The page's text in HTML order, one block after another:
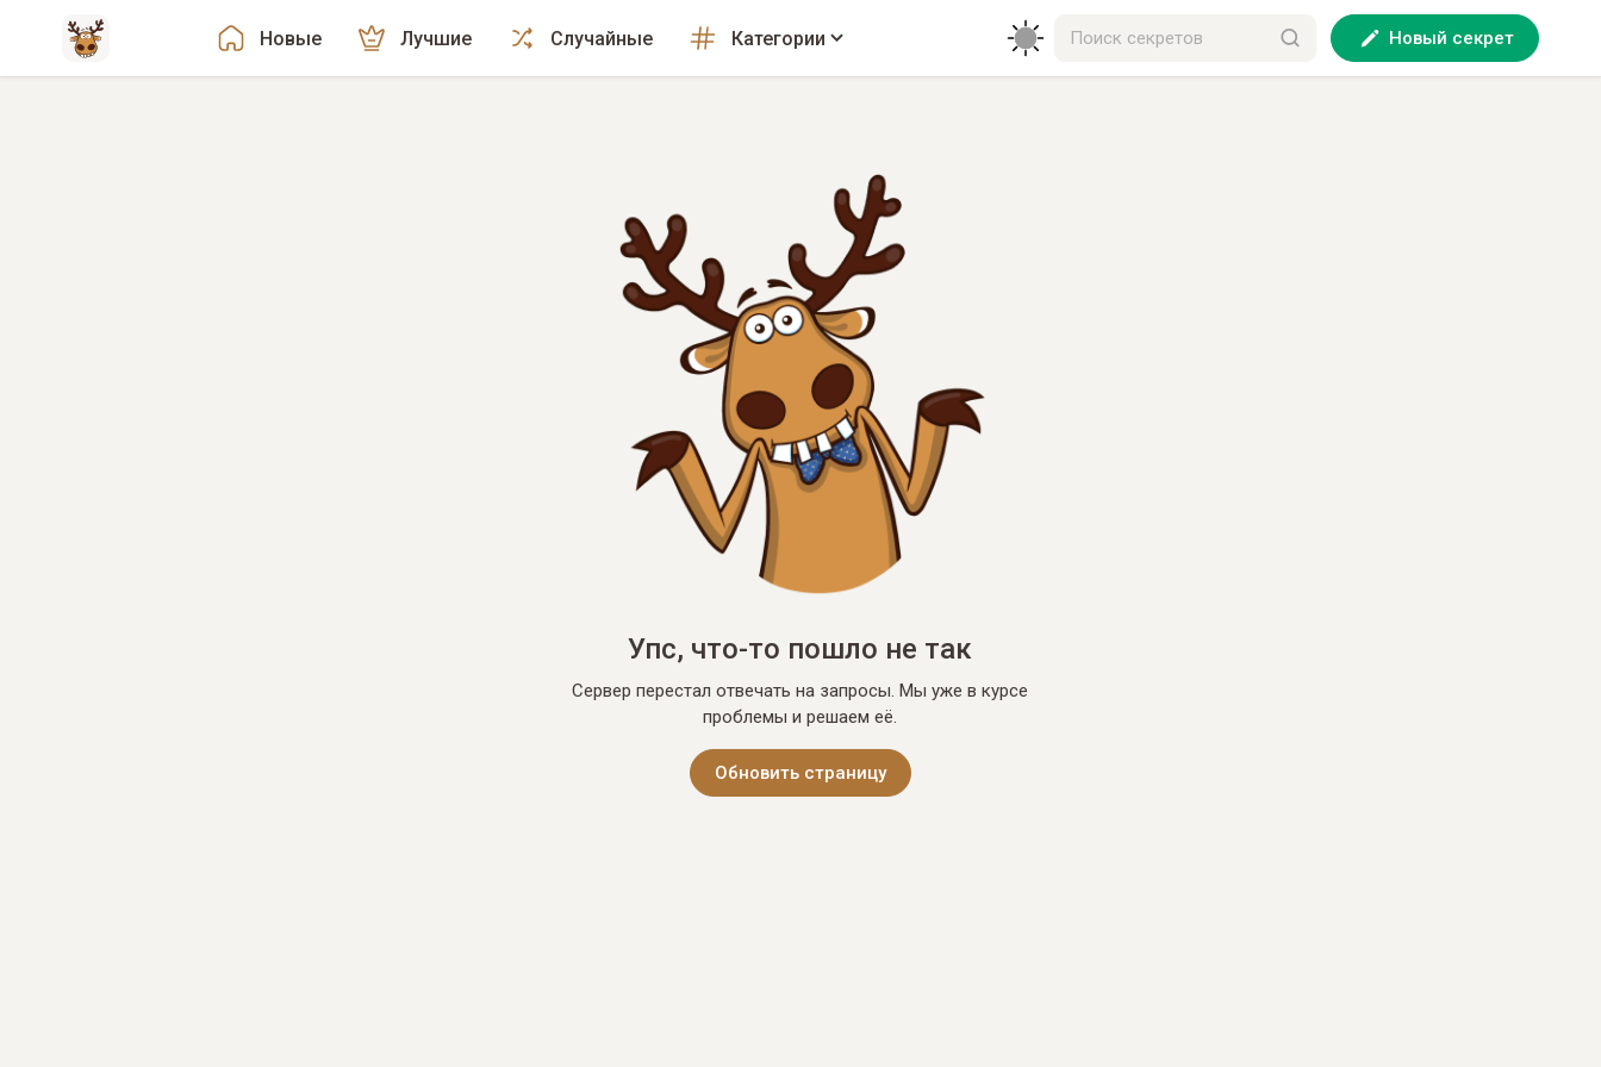
Новые Лучшие Случайные Категории Новый секрет
Упс, что-то пошло не так
Сервер перестал отвечать на запросы. Мы уже в курсе
проблемы и решаем её.
Обновить страницу